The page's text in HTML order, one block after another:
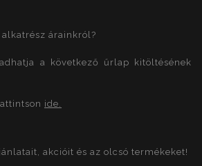
árainkról?
a következő űrlap kitöltésének
ide.
akcióit és az olcsó termékeket!